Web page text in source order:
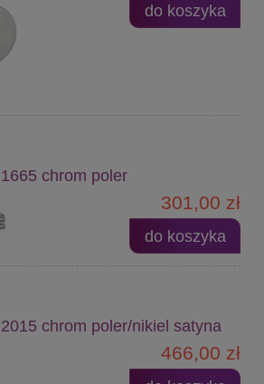
do koszyka
chrom poler
301,00 zł
do koszyka
chrom poler/nikiel satyna
466,00 zł